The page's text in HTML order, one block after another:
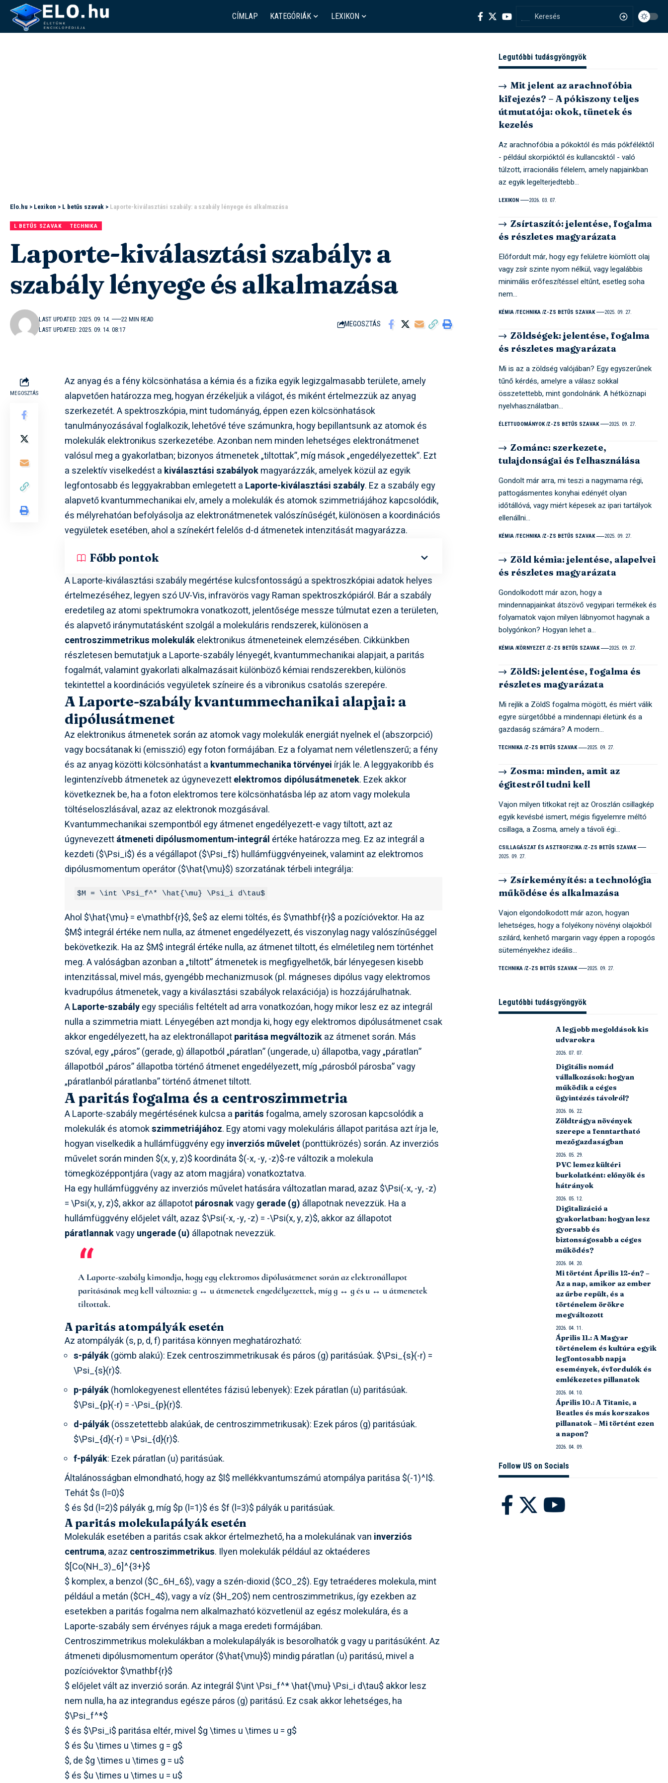
CÍMLAP KATEGÓRIÁK LEXIKON
Elo.hu > Lexikon > L betűs szavak > Laporte-kiválasztási szabály: a szabály lényege és alkalmazása
L BETŰS SZAVAK TECHNIKA
Laporte-kiválasztási szabály: a
szabály lényege és alkalmazása
LAST UPDATED: 2025. 09. 14. 08:17
LAST UPDATED: 2025. 09. 14. 22 MIN READ
MEGOSZTÁS
MEGOSZTÁS
Az anyag és a fény kölcsönhatása a kémia és a fizika egyik legizgalmasabb területe, amely
alapvetően határozza meg, hogyan érzékeljük a világot, és miként értelmezzük az anyag
szerkezetét. A spektroszkópia, mint tudományág, éppen ezen kölcsönhatások
tanulmányozásával foglalkozik, lehetővé téve számunkra, hogy bepillantsunk az atomok és
molekulák elektronikus szerkezetébe. Azonban nem minden lehetséges elektronátmenet
valósul meg a gyakorlatban; bizonyos átmenetek „tiltottak”, míg mások „engedélyezettek”. Ezt
a szelektív viselkedést a kiválasztási szabályokmagyarázzák, amelyek közül az egyik
legfontosabb és leggyakrabban emlegetett a Laporte-kiválasztási szabály. Ez a szabály egy
alapvető kvantummechanikai elv, amely a molekulák és atomok szimmetriájához kapcsolódik,
és mélyrehatóan befolyásolja az elektronátmenetek valószínűségét, különösen a koordinációs
vegyületek esetében, ahol a színekért felelős d-d átmenetek intenzitását magyarázza.
Főbb pontok
A Laporte-kiválasztási szabály megértése kulcsfontosságú a spektroszkópiai adatok helyes
értelmezéséhez, legyen szó UV-Vis, infravörös vagy Raman spektroszkópiáról. Bár a szabály
eredetileg az atomi spektrumokra vonatkozott, jelentősége messze túlmutat ezen a területen,
és alapvető iránymutatásként szolgál a molekuláris rendszerek, különösen a
centroszimmetrikus molekulákelektronikus átmeneteinek elemzésében. Cikkünkben
részletesen bemutatjuk a Laporte-szabály lényegét, kvantummechanikai alapjait, a paritás
fogalmát, valamint gyakorlati alkalmazásait különböző kémiai rendszerekben, különös
tekintettel a koordinációs vegyületek színeire és a vibronikus csatolás szerepére.
A Laporte-szabály kvantummechanikai alapjai: a
dipólusátmenet
Az elektronikus átmenetek során az atomok vagy molekulák energiát nyelnek el (abszorpció)
vagy bocsátanak ki (emisszió) egy foton formájában. Ez a folyamat nem véletlenszerű; a fény
és az anyag közötti kölcsönhatást a kvantummechanika törvényei írják le. A leggyakoribb és
legintenzívebb átmenetek az úgynevezettelektromos dipólusátmenetek. Ezek akkor
következnek be, ha a foton elektromos tere kölcsönhatásba lép az atom vagy molekula
töltéseloszlásával, azaz az elektronok mozgásával.
Kvantummechanikai szempontból egy átmenet engedélyezett-e vagy tiltott, azt az
úgynevezettátmeneti dipólusmomentum-integrál értéke határozza meg. Ez az integrál a
kezdeti ($\Psi_i$) és a végállapot ($\Psi_f$) hullámfüggvényeinek, valamint az elektromos
dipólusmomentum operátor ($\hat{\mu}$) szorzatának térbeli integrálja:
$M = \int \Psi_f^* \hat{\mu} \Psi_i d\tau$
Ahol $\hat{\mu} = e\mathbf{r}$,$e$ az elemi töltés, és $\mathbf{r}$ a pozícióvektor. Ha az
$M$ integrál értéke nem nulla, az átmenet engedélyezett, és viszonylag nagy valószínűséggel
bekövetkezik. Ha az $M$ integrál értéke nulla, az átmenet tiltott, és elméletileg nem történhet
meg. A valóságban azonban a „tiltott” átmenetek is megfigyelhetők, bár lényegesen kisebb
intenzitással, mivel más, gyengébb mechanizmusok (pl. mágneses dipólus vagy elektromos
kvadrupólus átmenetek, vagy a kiválasztási szabályok relaxációja) is hozzájárulhatnak.
ALaporte-szabályegy speciális feltételt ad arra vonatkozóan, hogy mikor lesz ez az integrál
nulla a szimmetria miatt. Lényegében azt mondja ki, hogy egy elektromos dipólusátmenet csak
akkor engedélyezett, ha az elektronállapotparitása megváltozikaz átmenet során. Más
szóval, egy „páros” (gerade, g) állapotból „páratlan” (ungerade, u) állapotba, vagy „páratlan”
állapotból „páros” állapotba történő átmenet engedélyezett, míg „párosból párosba” vagy
„páratlanból páratlanba” történő átmenet tiltott.
A paritás fogalma és a centroszimmetria
A Laporte-szabály megértésének kulcsa a paritásfogalma, amely szorosan kapcsolódik a
molekulák és atomokszimmetriájához. Egy atomi vagy molekuláris állapot paritása azt írja le,
hogyan viselkedik a hullámfüggvény egyinverziós művelet (ponttükrözés) során. Az inverziós
művelet során minden $(x, y, z)$ koordináta $(-x, -y, -z)$-re változik a molekula
tömegközéppontjára (vagy az atom magjára) vonatkoztatva.
Ha egy hullámfüggvény az inverziós művelet hatására változatlan marad, azaz $\Psi(-x, -y, -z)
= \Psi(x, y, z)$, akkor az állapototpárosnakvagygerade (g) állapotnak nevezzük. Ha a
hullámfüggvény előjelet vált, azaz $\Psi(-x, -y, -z) = -\Psi(x, y, z)$, akkor az állapotot
páratlannakvagyungerade (u) állapotnak nevezzük.
A Laporte-szabály kimondja, hogy egy elektromos dipólusátmenet során az elektronállapot
paritásának meg kell változnia: g ↔ u átmenetek engedélyezettek, míg g ↔ g és u ↔ u átmenetek
tiltottak.
A paritás atompályák esetén
Az atompályák (s, p, d, f) paritása könnyen meghatározható:
s-pályák(gömb alakú): Ezek centroszimmetrikusak és páros (g) paritásúak. $\Psi_{s}(-r) =
\Psi_{s}(r)$.
p-pályák(homlokegyenest ellentétes fázisú lebenyek): Ezek páratlan (u) paritásúak.
$\Psi_{p}(-r) = -\Psi_{p}(r)$.
d-pályák(összetettebb alakúak, de centroszimmetrikusak): Ezek páros (g) paritásúak.
$\Psi_{d}(-r) = \Psi_{d}(r)$.
f-pályák: Ezek páratlan (u) paritásúak.
Általánosságban elmondható, hogy az $l$ mellékkvantumszámú atompálya paritása $(-1)^l$.
Tehát$s (l=0)$
$ és $d (l=2)$ pályák g, míg $p (l=1)$ és $f (l=3)$ pályák u paritásúak.
A paritás molekulapályák esetén
Molekulák esetében a paritás csak akkor értelmezhető, ha a molekulának van inverziós
centruma, azaz centroszimmetrikus. Ilyen molekulák például az oktaéderes
$[Co(NH_3)_6]^{3+}$
$ komplex, a benzol ($C_6H_6$), vagy a szén-dioxid ($CO_2$). Egy tetraéderes molekula, mint
például a metán ($CH_4$), vagy a víz ($H_2O$) nem centroszimmetrikus, így ezekben az
esetekben a paritás fogalma nem alkalmazható közvetlenül az egész molekulára, és a
Laporte-szabály sem érvényes rájuk a maga eredeti formájában.
Centroszimmetrikus molekulákban a molekulapályák is besorolhatók g vagy u paritásúként. Az
átmeneti dipólusmomentum operátor ($\hat{\mu}$) mindig páratlan (u) paritású, mivel a
pozícióvektor$\mathbf{r}$
$ előjelet vált az inverzió során. Az integrál $\int \Psi_f^* \hat{\mu} \Psi_i d\tau$ akkor lesz
nem nulla, ha az integrandus egésze páros (g) paritású. Ez csak akkor lehetséges, ha
$\Psi_f^*$
$ és $\Psi_i$ paritása eltér, mivel $g \times u \times u = g$
$ és $u \times u \times g = g$
$, de $g \times u \times g = u$
$ és $u \times u \times u = u$
Legutóbbi tudásgyöngyök
Mit jelent az arachnofóbia
kifejezés? – A pókiszony teljes
útmutatója: okok, tünetek és
kezelés
Az arachnofóbia a pókoktól és más pókféléktől
- például skorpióktól és kullancsktól - való
túlzott, irracionális félelem, amely napjainkban
az egyik legelterjedtebb…
LEXIKON 2026. 03. 07.
Zsírtaszító: jelentése, fogalma
és részletes magyarázata
Előfordult már, hogy egy felületre kiömlött olaj
vagy zsír szinte nyom nélkül, vagy legalábbis
minimális erőfeszítéssel eltűnt, esetleg soha
nem…
KÉMIA TECHNIKA Z-ZS BETŰS SZAVAK 2025. 09. 27.
Zöldségek: jelentése, fogalma
és részletes magyarázata
Mi is az a zöldség valójában? Egy egyszerűnek
tűnő kérdés, amelyre a válasz sokkal
összetettebb, mint gondolnánk. A hétköznapi
nyelvhasználatban…
ÉLETTUDOMÁNYOK Z-ZS BETŰS SZAVAK 2025. 09. 27.
Zománc: szerkezete,
tulajdonságai és felhasználása
Gondolt már arra, mi teszi a nagymama régi,
pattogásmentes konyhai edényét olyan
időtállóvá, vagy miért képesek az ipari tartályok
ellenállni…
KÉMIA TECHNIKA Z-ZS BETŰS SZAVAK 2025. 09. 27.
Zöld kémia: jelentése, alapelvei
és részletes magyarázata
Gondolkodott már azon, hogy a
mindennapjainkat átszövő vegyipari termékek és
folyamatok vajon milyen lábnyomot hagynak a
bolygónkon? Hogyan lehet a…
KÉMIA KÖRNYEZET Z-ZS BETŰS SZAVAK 2025. 09. 27.
ZöldS: jelentése, fogalma és
részletes magyarázata
Mi rejlik a ZöldS fogalma mögött, és miért válik
egyre sürgetőbbé a mindennapi életünk és a
gazdaság számára? A modern…
TECHNIKA Z-ZS BETŰS SZAVAK 2025. 09. 27.
Zosma: minden, amit az
égitestről tudni kell
Vajon milyen titkokat rejt az Oroszlán csillagkép
egyik kevésbé ismert, mégis figyelemre méltó
csillaga, a Zosma, amely a távoli égi…
CSILLAGÁSZAT ÉS ASZTROFIZIKA Z-ZS BETŰS SZAVAK
2025. 09. 27.
Zsírkeményítés: a technológia
működése és alkalmazása
Vajon elgondolkodott már azon, hogyan
lehetséges, hogy a folyékony növényi olajokból
szilárd, kenhető margarin vagy éppen a ropogós
süteményekhez ideális…
TECHNIKA Z-ZS BETŰS SZAVAK 2025. 09. 27.
Legutóbbi tudásgyöngyök
A legjobb megoldások kis
udvarokra
2026. 07. 07.
Digitális nomád
vállalkozások: hogyan
működik a céges
ügyintézés távolról?
2026. 06. 22.
Zöldtrágya növények
szerepe a fenntartható
mezőgazdaságban
2026. 05. 29.
PVC lemez kültéri
burkolatként: előnyök és
hátrányok
2026. 05. 12.
Digitalizáció a
gyakorlatban: hogyan lesz
gyorsabb és
biztonságosabb a céges
működés?
2026. 04. 20.
Mi történt Április 12-én? –
Az a nap, amikor az ember
az űrbe repült, és a
történelem örökre
megváltozott
2026. 04. 11.
Április 11.: A Magyar
történelem és kultúra egyik
legfontosabb napja
események, évfordulók és
emlékezetes pillanatok
2026. 04. 10.
Április 10.: A Titanic, a
Beatles és más korszakos
pillanatok – Mi történt ezen
a napon?
2026. 04. 09.
Follow US on Socials